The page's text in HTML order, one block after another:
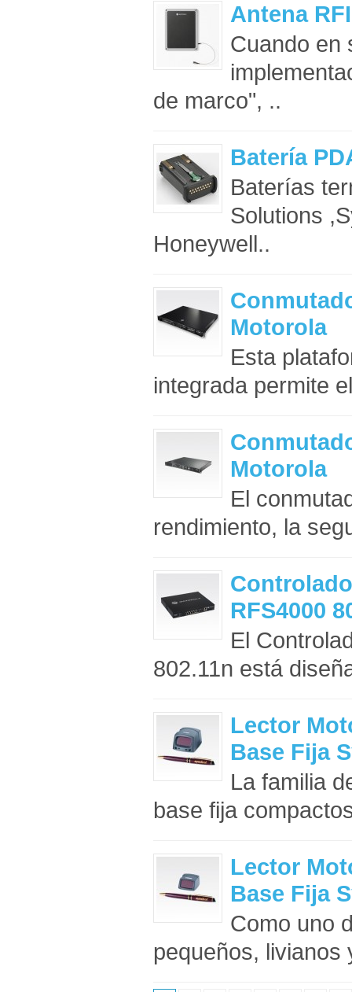
Antena
Cuando en
de marco", ..
Batería
Baterías
Solutions
Honeywell..
Motorola
Esta
integrada permite
Motorola
El
rendimiento, la
RFS4000
El
802.11n está
Lector
Base Fija
La familia
base fija
Lector
Base Fija
Como uno
pequeños, livianos